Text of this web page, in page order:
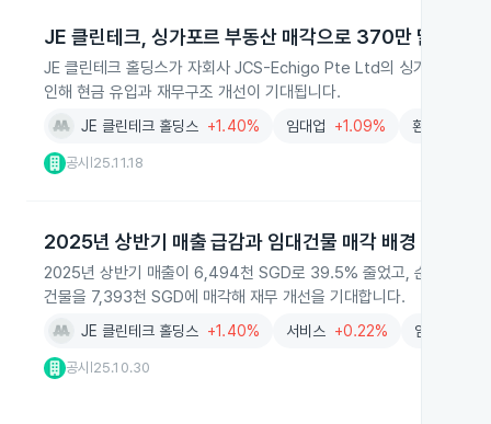
JE 클린테크, 싱가포르 부동산 매각으로 370만 달러 이익
JE 클린테크 홀딩스가 자회사 JCS-Echigo Pte Ltd의 싱가포르 산
인해 현금 유입과 재무구조 개선이 기대됩니다.
JE 클린테크 홀딩스 +1.40% 임대업 +1.09% 환경산업
공시 25.11.18
2025년 상반기 매출 급감과 임대건물 매각 배경
2025년 상반기 매출이 6,494천 SGD로 39.5% 줄었고, 순손실 832
건물을 7,393천 SGD에 매각해 재무 개선을 기대합니다.
JE 클린테크 홀딩스 +1.40% 서비스 +0.22% 임대업
공시 25.10.30